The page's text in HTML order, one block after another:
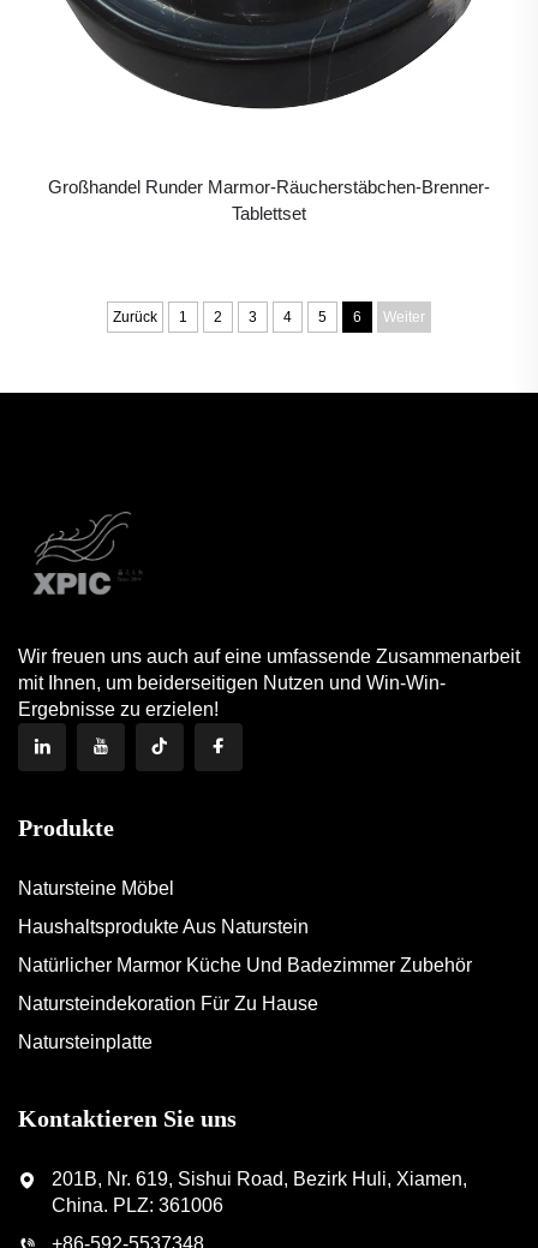
Großhandel Runder Marmor-Räucherstäbchen-Brenner-
Tablettset
Zurück 1 2 3 4 5 6 Weiter
Wir freuen uns auch auf eine umfassende Zusammenarbeit
mit Ihnen, um beiderseitigen Nutzen und Win-Win-
Ergebnisse zu erzielen!
Produkte
Natursteine Möbel
Haushaltsprodukte Aus Naturstein
Natürlicher Marmor Küche Und Badezimmer Zubehör
Natursteindekoration Für Zu Hause
Natursteinplatte
Kontaktieren Sie uns
201B, Nr. 619, Sishui Road, Bezirk Huli, Xiamen,
China. PLZ: 361006